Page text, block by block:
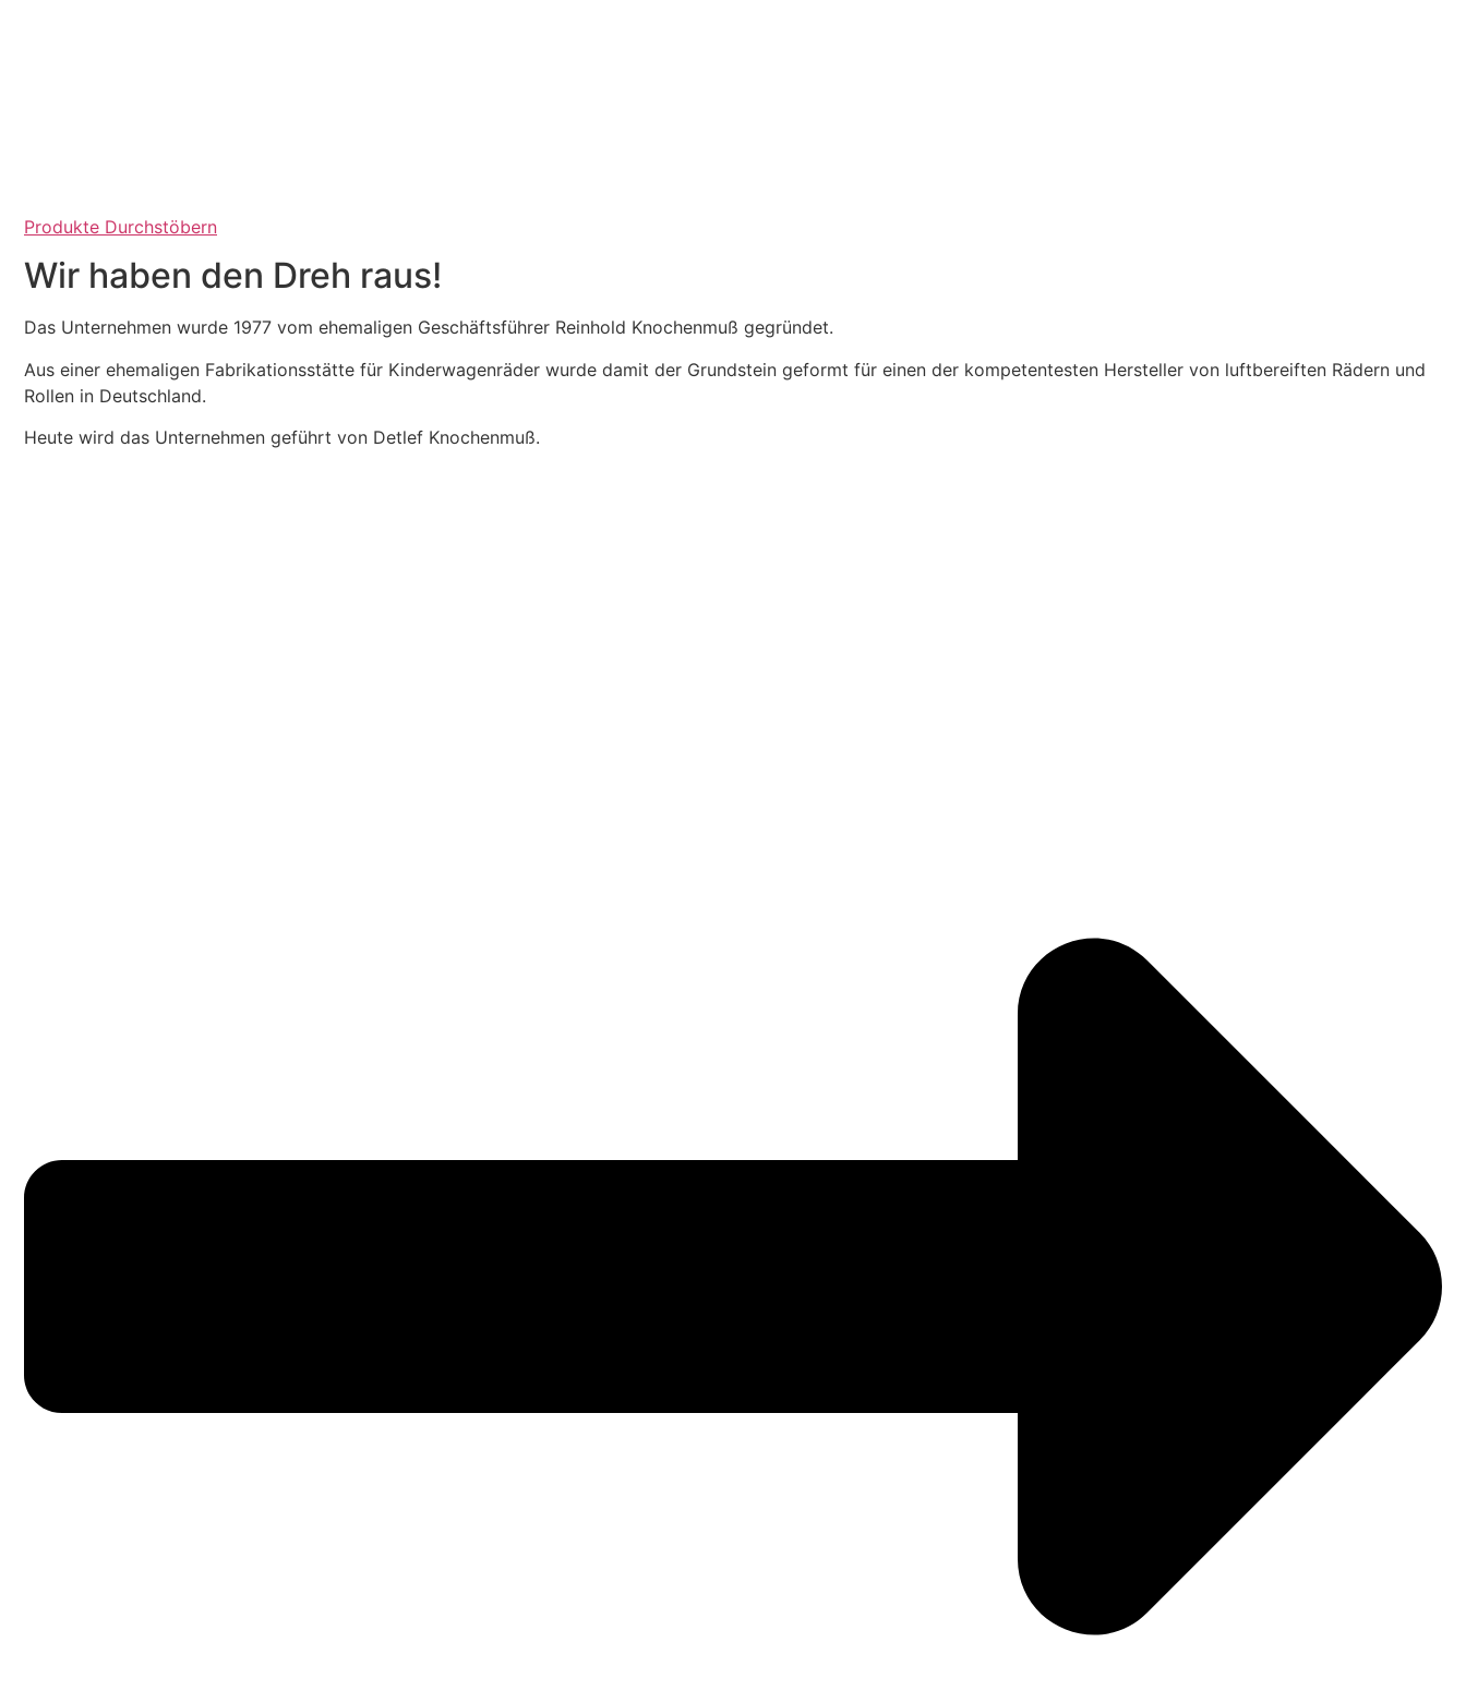
Produkte Durchstöbern
Wir haben den Dreh raus!
Das Unternehmen wurde 1977 vom ehemaligen Geschäftsführer Reinhold Knochenmuß gegründet.
Aus einer ehemaligen Fabrikationsstätte für Kinderwagenräder wurde damit der Grundstein geformt für einen der kompetentesten Hersteller von luftbereiften Rädern und
Rollen in Deutschland.
Heute wird das Unternehmen geführt von Detlef Knochenmuß.